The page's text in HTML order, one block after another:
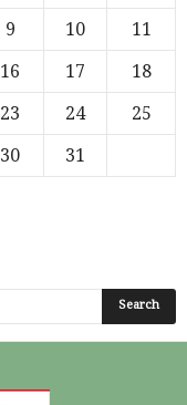
9 10
11
16 17
18
23 24
25
30
31